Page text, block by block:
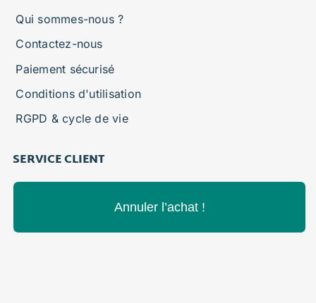
Qui sommes-nous ?
Contactez-nous
Paiement sécurisé
Conditions d'utilisation
RGPD & cycle de vie
SERVICE CLIENT
Annuler l’achat !